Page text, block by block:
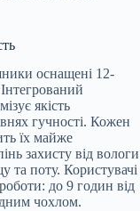
оснащені 12-
якість
гучності. Кожен
їх майже
захисту від вологи
та поту. Користувачі
до 9 годин від
чохлом.